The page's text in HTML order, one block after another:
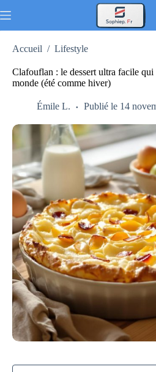
au
Accueil / Lifestyle
Clafouflan : le dessert ultra facile
monde (été comme hiver)
Émile L. Publié le 14